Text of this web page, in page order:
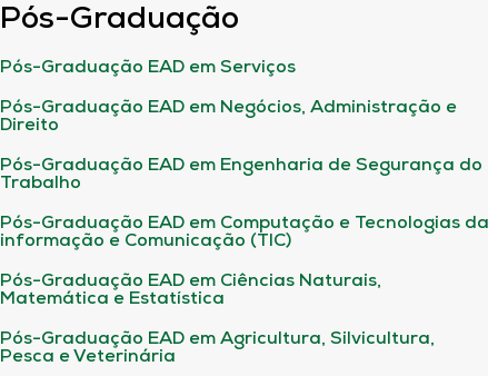
Pós-Graduação
Pós-Graduação EAD em Serviços
Pós-Graduação EAD em Negócios, Administração e
Direito
Pós-Graduação EAD em Engenharia de Segurança do
Trabalho
Pós-Graduação EAD em Computação e Tecnologias da
informação e Comunicação (TIC)
Pós-Graduação EAD em Ciências Naturais,
Matemática e Estatística
Pós-Graduação EAD em Agricultura, Silvicultura,
Pesca e Veterinária